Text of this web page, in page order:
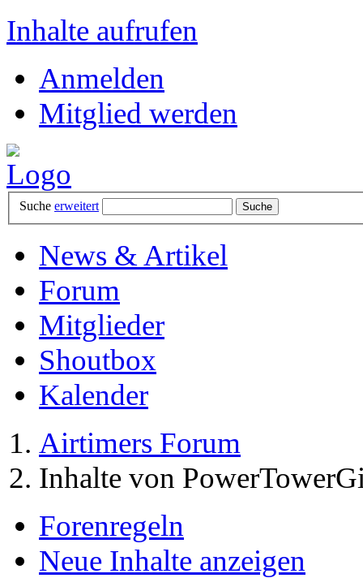
Inhalte aufrufen
Anmelden
Mitglied werden
Suche erweitert
News & Artikel
Forum
Mitglieder
Shoutbox
Kalender
Airtimers Forum
Inhalte von
Forenregeln
Neue Inhalte anzeigen